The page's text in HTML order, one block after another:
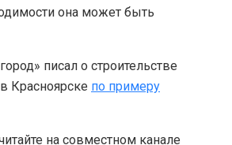
она может быть
писал о строительстве
Красноярске по примеру
на совместном канале